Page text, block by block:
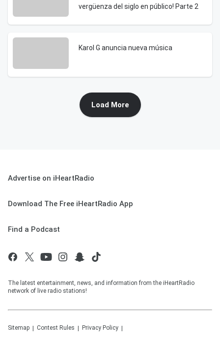
vergüenza del siglo en público! Parte 2
Karol G anuncia nueva música
Load More
Advertise on iHeartRadio
Download The Free iHeartRadio App
Find a Podcast
The latest entertainment, news, and information from the iHeartRadio
network of live radio stations!
Sitemap Contest Rules Privacy Policy